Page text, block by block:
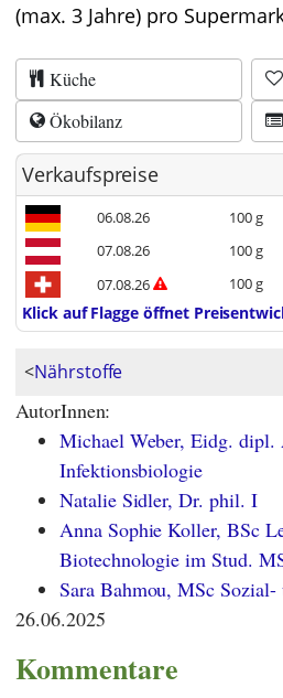
(max. 3 Jahre) pro
Küche
Ökobilanz
Verkaufspreise
06.08.26 100 g
07.08.26
100 g
07.08.26
100 g
Klick auf Flagge öffnet
<Nährstoffe
AutorInnen:
Michael Weber, Eidg. dipl.
Infektionsbiologie
Natalie Sidler, Dr. phil. I
Anna Sophie Koller, BSc
Biotechnologie im Stud.
Sara Bahmou, MSc
26.06.2025
Kommentare